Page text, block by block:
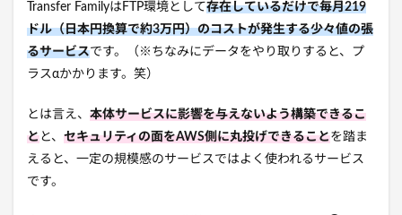
Transfer FamilyはFTP環境として 存在しているだけで毎月219
ドル（日本円換算で約3万円）のコストが発生する少々値の張
るサービスです。（※ちなみにデータをやり取りすると、プ
ラスαかかります。笑）
とは言え、 本体サービスに影響を与えないよう構築できるこ
とと、 セキュリティの面をAWS側に丸投げできることを踏ま
えると、一定の規模感のサービスではよく使われるサービス
です。